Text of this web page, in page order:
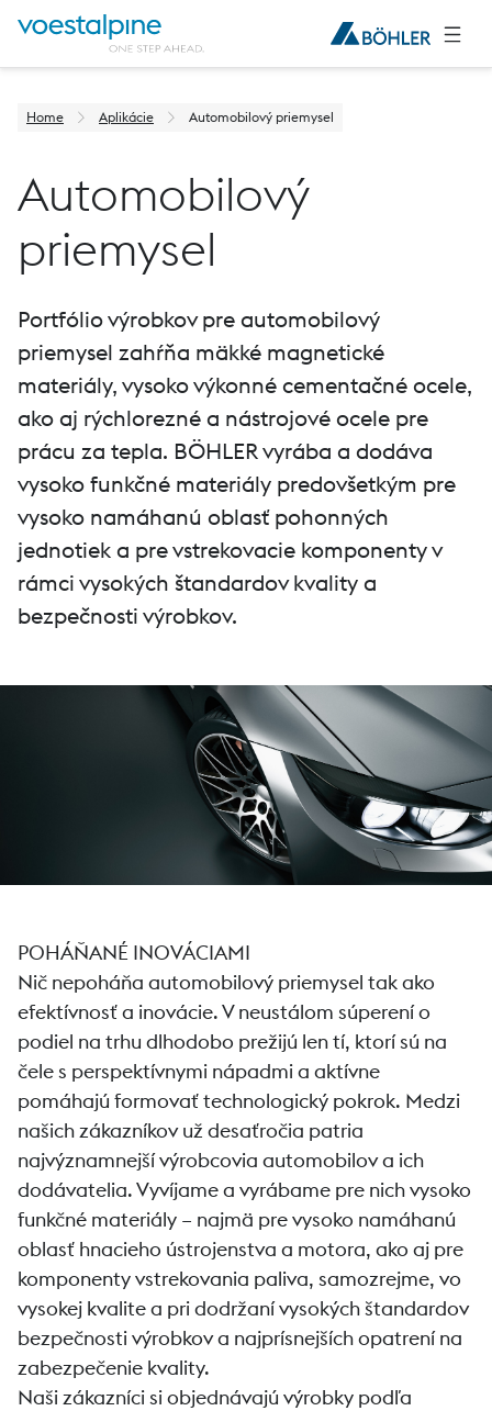
Home Aplikácie Automobilový priemysel
Automobilový
priemysel
Portfólio výrobkov pre automobilový
priemysel zahŕňa mäkké magnetické
materiály, vysoko výkonné cementačné ocele,
ako aj rýchlorezné a nástrojové ocele pre
prácu za tepla. BÖHLER vyrába a dodáva
vysoko funkčné materiály predovšetkým pre
vysoko namáhanú oblasť pohonných
jednotiek a pre vstrekovacie komponenty v
rámci vysokých štandardov kvality a
bezpečnosti výrobkov.
POHÁŇANÉ INOVÁCIAMI
Nič nepoháňa automobilový priemysel tak ako
efektívnosť a inovácie. V neustálom súperení o
podiel na trhu dlhodobo prežijú len tí, ktorí sú na
čele s perspektívnymi nápadmi a aktívne
pomáhajú formovať technologický pokrok. Medzi
našich zákazníkov už desaťročia patria
najvýznamnejší výrobcovia automobilov a ich
dodávatelia. Vyvíjame a vyrábame pre nich vysoko
funkčné materiály – najmä pre vysoko namáhanú
oblasť hnacieho ústrojenstva a motora, ako aj pre
komponenty vstrekovania paliva, samozrejme, vo
vysokej kvalite a pri dodržaní vysokých štandardov
bezpečnosti výrobkov a najprísnejších opatrení na
zabezpečenie kvality.
Naši zákazníci si objednávajú výrobky podľa